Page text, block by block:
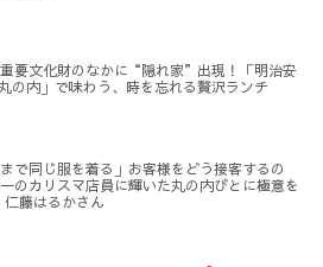
要文化財のなかに“隠れ家”出現！「明治安
の内」で味わう、時を忘れる贅沢ランチ
まで同じ服を着る」お客様をどう接客するの
のカリスマ店員に輝いた丸の内びとに極意を
藤はるかさん